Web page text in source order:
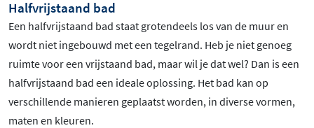
Halfvrijstaand bad
Een halfvrijstaand bad staat grotendeels los van de muur en
wordt niet ingebouwd met een tegelrand. Heb je niet genoeg
ruimte voor een vrijstaand bad, maar wil je dat wel? Dan is een
halfvrijstaand bad een ideale oplossing. Het bad kan op
verschillende manieren geplaatst worden, in diverse vormen,
maten en kleuren.